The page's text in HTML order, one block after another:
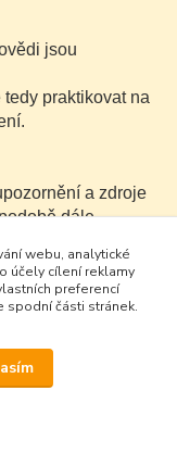
jsou
praktikovat na
a zdroje
dále
webu, analytické
účely cílení reklamy
preferencí
spodní části stránek.